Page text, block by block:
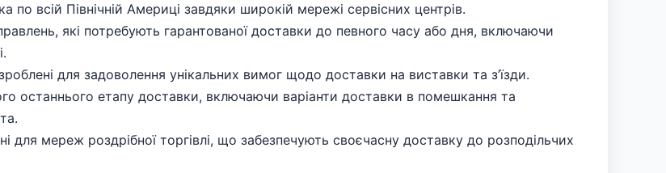
по всій Північній Америці завдяки широкій мережі сервісних центрів.
які потребують гарантованої доставки до певного часу або дня, включаючи
для задоволення унікальних вимог щодо доставки на виставки та з’їзди.
останнього етапу доставки, включаючи варіанти доставки в помешкання та
для мереж роздрібної торгівлі, що забезпечують своєчасну доставку до розподільчих